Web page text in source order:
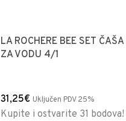
LA ROCHERE BEE SET ČAŠA
ZA VODU 4/1
31,25€ Uključen PDV 25%
Kupite i ostvarite 31 bodova!